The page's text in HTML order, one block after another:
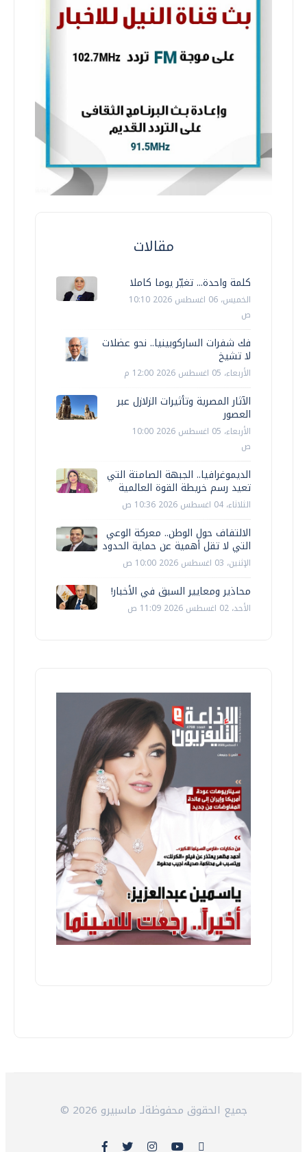
مقالات
كلمة واحدة... تغيّر يوما كاملا
الخميس، 06 اغسطس 2026 10:10
ص
فك شفرات الساركوبينيا.. نحو عضلات
لا تشيخ
الأربعاء، 05 اغسطس 2026 12:00 م
الآثار المصرية وتأثيرات الزلازل عبر
العصور
الأربعاء، 05 اغسطس 2026 10:00
ص
الديموغرافيا.. الجبهة الصامتة التي
تعيد رسم خريطة القوة العالمية
الثلاثاء، 04 اغسطس 2026 10:36 ص
الالتفاف حول الوطن.. معركة الوعي
التي لا تقل أهمية عن حماية الحدود
الإثنين، 03 اغسطس 2026 10:00 ص
محاذير ومعايير السبق في الأخبار!
الأحد، 02 اغسطس 2026 11:09 ص
© 2026 جميع الحقوق محفوظةلـ ماسبيرو